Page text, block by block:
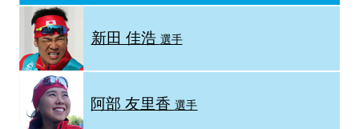
新田 佳浩 選手
阿部 友里香選手